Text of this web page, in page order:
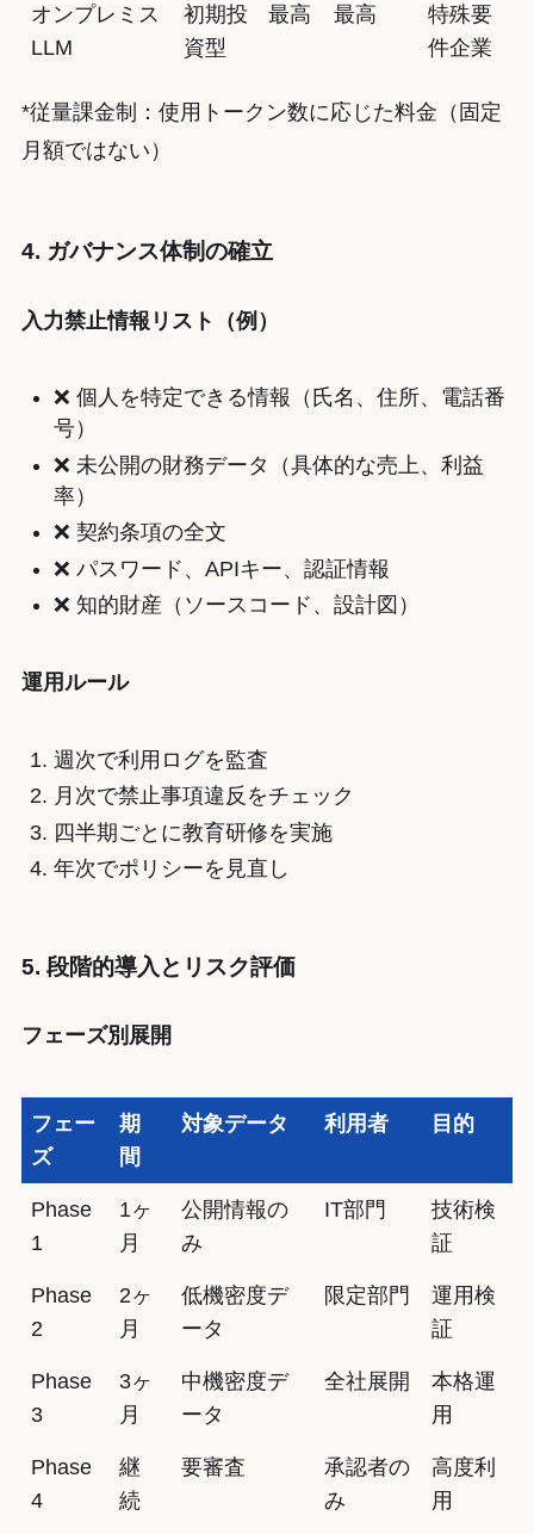
オンプレミス
LLM
初期投
資型
最高 最高
特殊要
件企業
*従量課金制：使用トークン数に応じた料金（固定
月額ではない）
4. ガバナンス体制の確立
入力禁止情報リスト（例）
❌ 個人を特定できる情報（氏名、住所、電話番
号）
❌ 未公開の財務データ（具体的な売上、利益
率）
❌ 契約条項の全文
❌ パスワード、APIキー、認証情報
❌ 知的財産（ソースコード、設計図）
運用ルール
週次で利用ログを監査
月次で禁止事項違反をチェック
四半期ごとに教育研修を実施
年次でポリシーを見直し
5. 段階的導入とリスク評価
フェーズ別展開
フェー
ズ
期
間
対象データ 利用者 目的
Phase
1
1ヶ
月
公開情報の
み
IT部門
技術検
証
Phase
2
2ヶ
月
低機密度デ
ータ
限定部門
運用検
証
Phase
3
3ヶ
月
中機密度デ
ータ
全社展開
本格運
用
Phase
4
継
続
要審査
承認者の
み
高度利
用